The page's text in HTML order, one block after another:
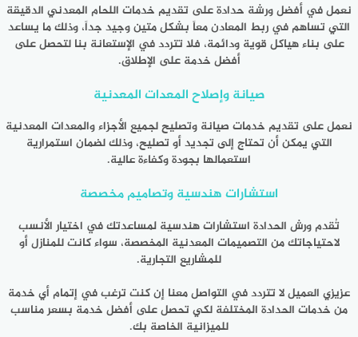
نعمل في أفضلورشة حدادةعلى تقديم خدمات اللحام المعدني الدقيقة
التي تساهم في ربط المعادن معاً بشكل متين وجيد جداً، وذلك ما يساعد
على بناء هياكل قوية ودائمة، فلا تتردد في الإستعانة بنا لتحصل على
أفضل خدمة على الإطلاق.
صيانة وإصلاح المعدات المعدنية
نعمل على تقديم خدمات صيانة وتصليح لجميع الأجزاء والمعدات المعدنية
التي يمكن أن تحتاج إلى تجديد أو تصليح، وذلك لضمان استمرارية
استعمالها بجودة وكفاءة عالية.
استشارات هندسية وتصاميم مخصصة
تُقدم ورش الحدادة استشارات هندسية لمساعدتك في اختيار الأنسب
لاحتياجاتك من التصميمات المعدنية المخصصة، سواء كانت للمنازل أو
للمشاريع التجارية.
عزيزي العميل لا تتردد في التواصل معنا إن كنت ترغب في إتمام أي خدمة
من خدمات الحدادة المختلفة لكي تحصل على أفضل خدمة بسعر مناسب
للميزانية الخاصة بك.